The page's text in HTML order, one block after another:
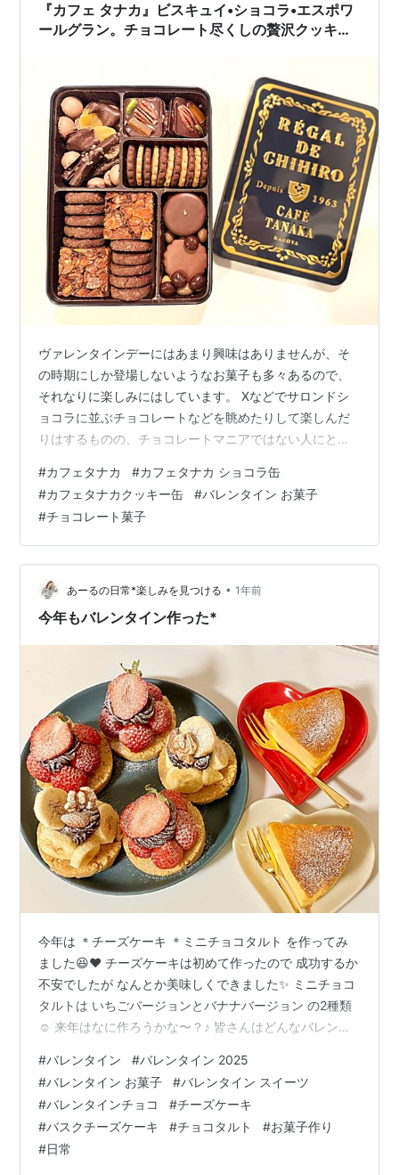
『カフェ タナカ』ビスキュイ•ショコラ•エスポワ
ールグラン。チョコレート尽くしの贅沢クッキー
ヴァレンタインデーにはあまり興味はありませんが、そ
の時期にしか登場しないようなお菓子も多々あるので、
それなりに楽しみにはしています。 Xなどでサロンドシ
ョコラに並ぶチョコレートなどを眺めたりして楽しんだ
りはするものの、チョコレートマニアではない人にとっ
なので見るだけです。それでもやはり美味しそうなお菓
子を目にしたら、手が出ます（笑） 今年も数は少ないで
すが、いくつかチョコレート菓子を購入しています。 そ
の一つが『CAFE TANAKA（カフェ•タナカ』さんの、こ
のクッキー缶。名古屋発の人気カフェ、洋菓子店で、昨
年は東京にも進出。日本橋三越に常設…
#カフェタナカ #カフェタナカ ショコラ缶
#カフェタナカクッキー缶 #バレンタイン お菓子
#チョコレート菓子
あーるの日常*楽しみを見つける • 1年前
今年もバレンタイン作った*
今年は ＊チーズケーキ ＊ミニチョコタルト を作ってみ
ました😆❤️ チーズケーキは初めて作ったので 成功するか
不安でしたが なんとか美味しくできました✨ ミニチョコ
タルトは いちごバージョンとバナナバージョン の2種類
☺️ 来年はなに作ろうかな〜？♪ 皆さんはどんなバレンタ
ありがとうございました⭐︎
#バレンタイン #バレンタイン 2025
#バレンタイン お菓子 #バレンタイン スイーツ
#バレンタインチョコ #チーズケーキ
#バスクチーズケーキ #チョコタルト #お菓子作り
#日常